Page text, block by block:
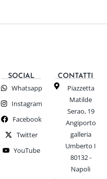
SOCIAL
Whatsapp
Instagram
Facebook
Twitter
YouTube
CONTATTI
Piazzetta
Matilde
Serao, 19
Angiporto
galleria
Umberto I
80132 -
Napoli